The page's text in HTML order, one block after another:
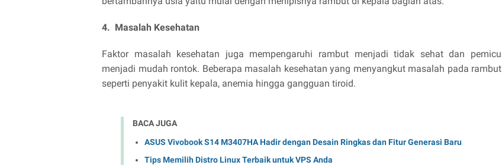
4. Masalah Kesehatan
Faktor masalah kesehatan juga mempengaruhi rambut menjadi tidak sehat dan pemicu
menjadi mudah rontok. Beberapa masalah kesehatan yang menyangkut masalah pada rambut
seperti penyakit kulit kepala, anemia hingga gangguan tiroid.
BACA JUGA
ASUS Vivobook S14 M3407HA Hadir dengan Desain Ringkas dan Fitur Generasi Baru
Tips Memilih Distro Linux Terbaik untuk VPS Anda